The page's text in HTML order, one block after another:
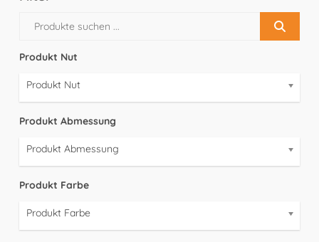
Produkt Nut
Produkt Nut
Produkt Abmessung
Produkt Abmessung
Produkt Farbe
Produkt Farbe